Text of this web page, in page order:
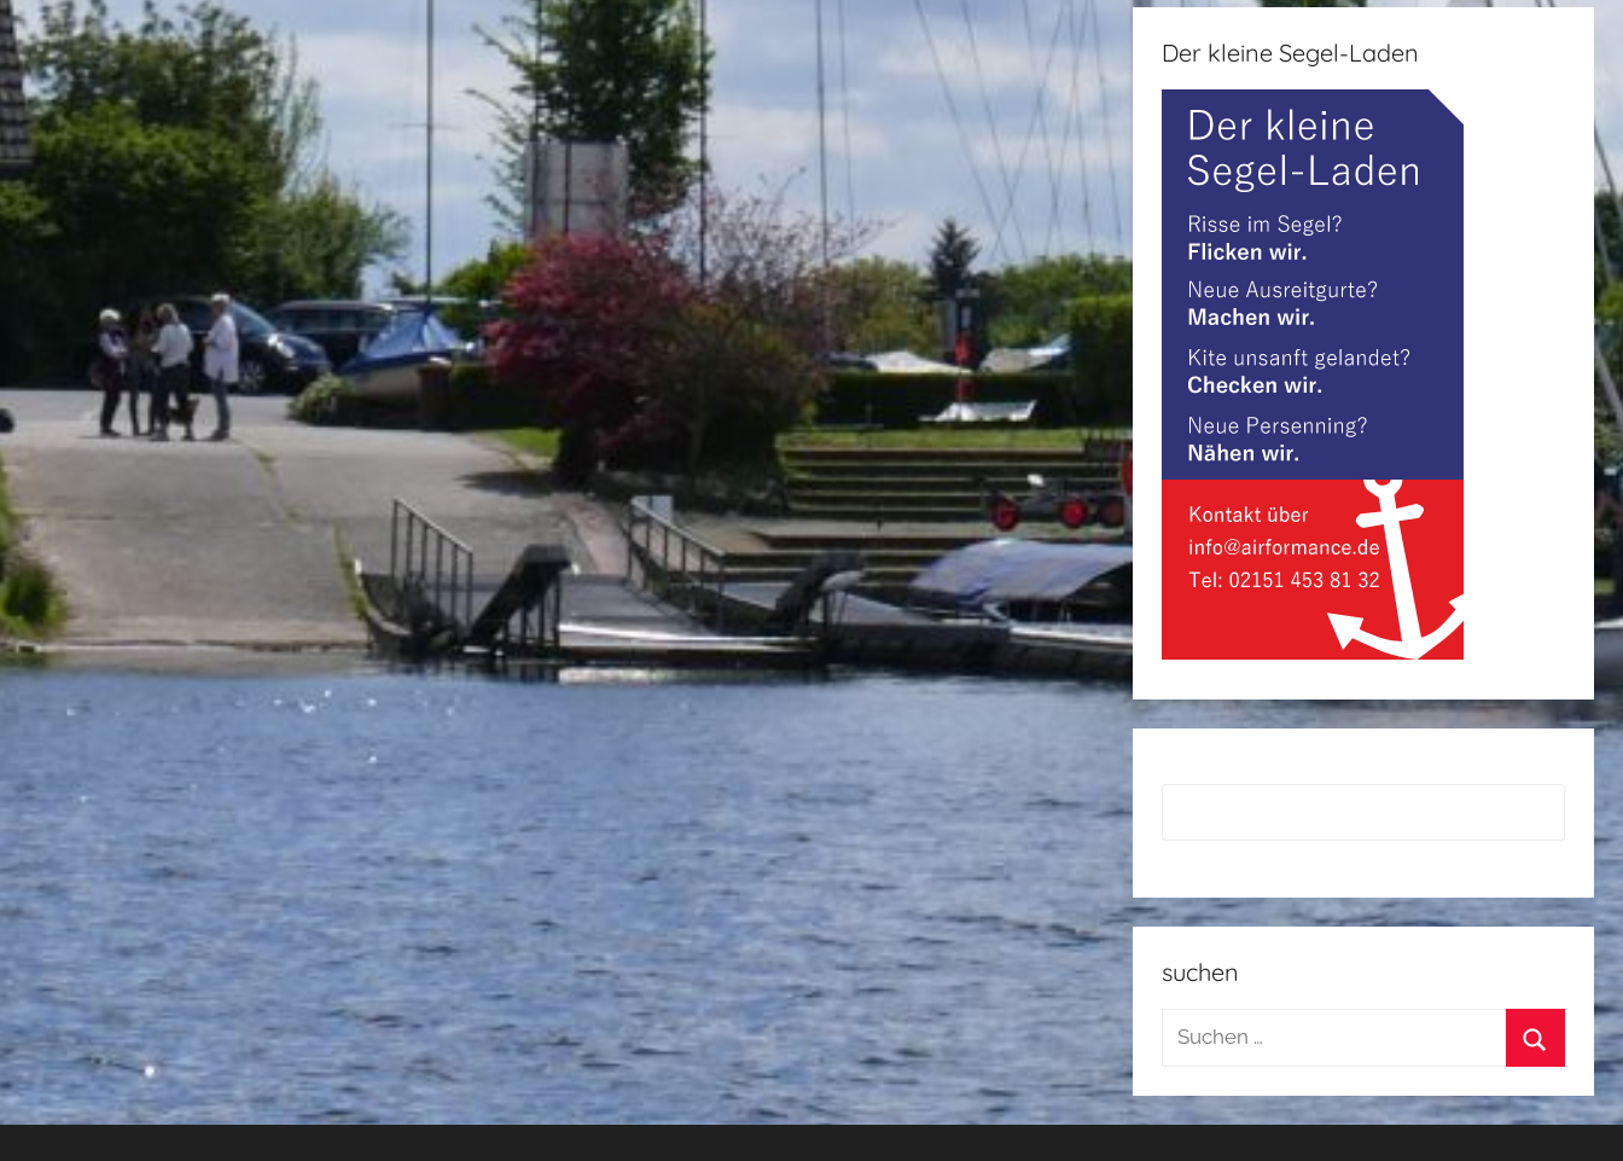
Der kleine Segel-Laden
suchen
Suchen
Suchen